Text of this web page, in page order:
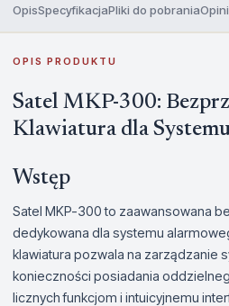
OpisSpecyfikacjaPliki do pobrania
OPIS PRODUKTU
Satel MKP-300:
Klawiatura dla
Wstęp
Satel MKP-300 to zaawansowana
dedykowana dla systemu
klawiatura pozwala na zarządzanie
konieczności posiadania
licznych funkcjom i intuicyjnemu